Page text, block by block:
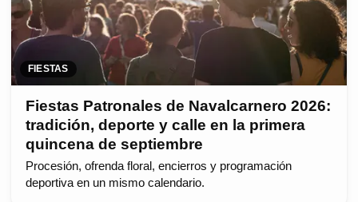
FIESTAS
Fiestas Patronales de Navalcarnero 2026:
tradición, deporte y calle en la primera
quincena de septiembre
Procesión, ofrenda floral, encierros y programación
deportiva en un mismo calendario.